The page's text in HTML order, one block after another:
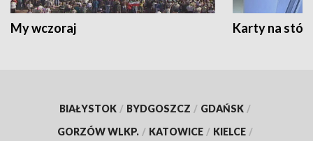
My wczoraj Karty na
BIAŁYSTOK / BYDGOSZCZ / GDAŃSK /
GORZÓW WLKP. / KATOWICE / KIELCE /